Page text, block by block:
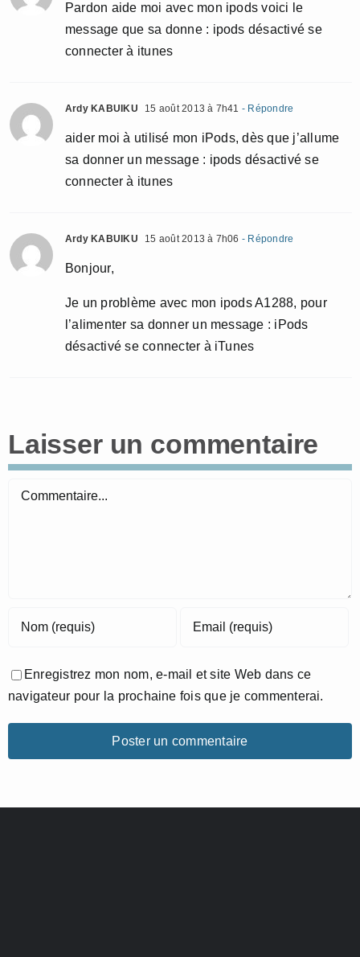
Pardon aide moi avec mon ipods voici le
message que sa donne : ipods désactivé se
connecter à itunes
Ardy KABUIKU 15 août 2013 à 7h41 - Répondre
aider moi à utilisé mon iPods, dès que j’allume
sa donner un message : ipods désactivé se
connecter à itunes
Ardy KABUIKU 15 août 2013 à 7h06 - Répondre
Bonjour,
Je un problème avec mon ipods A1288, pour
l’alimenter sa donner un message : iPods
désactivé se connecter à iTunes
Laisser un commentaire
Commentaire
Enregistrez mon nom, e-mail et site Web dans ce
navigateur pour la prochaine fois que je commenterai.